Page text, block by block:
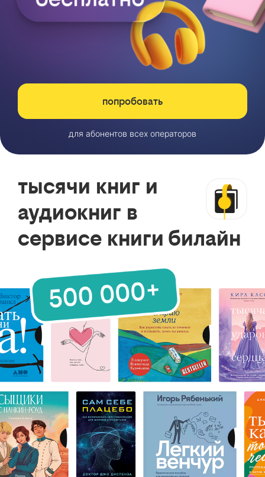
попробовать
для абонентов всех операторов
тысячи книг и
аудиокниг в
сервисе книги билайн